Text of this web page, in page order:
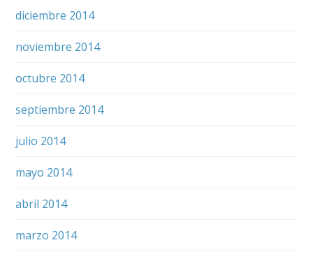
diciembre 2014
noviembre 2014
octubre 2014
septiembre 2014
julio 2014
mayo 2014
abril 2014
marzo 2014